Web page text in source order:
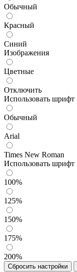
Обычный
Красный
Синий
Изображения
Цветные
Отключить
Использовать шрифт
Обычный
Arial
Times New Roman
Использовать шрифт
100%
125%
150%
175%
200%
Сбросить настройки